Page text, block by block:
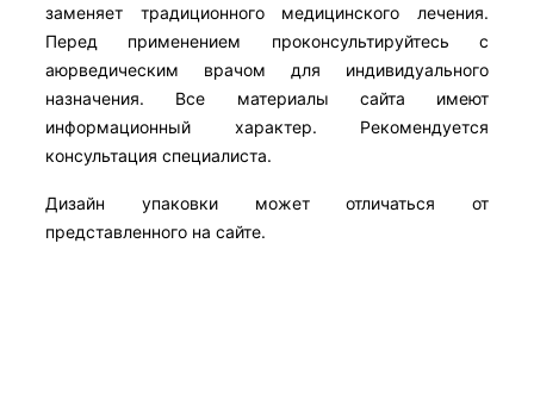
заменяет традиционного медицинского лечения.
Перед применением проконсультируйтесь с
аюрведическим врачом для индивидуального
назначения. Все материалы сайта имеют
информационный характер. Рекомендуется
консультация специалиста.
Дизайн упаковки может отличаться от
представленного на сайте.